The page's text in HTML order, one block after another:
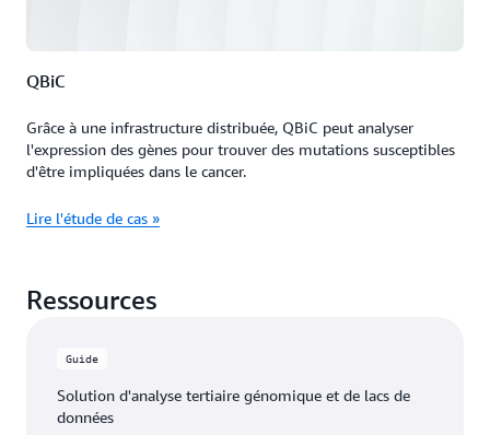
QBiC
Grâce à une infrastructure distribuée, QBiC peut analyser
l'expression des gènes pour trouver des mutations susceptibles
d'être impliquées dans le cancer.
Lire l'étude de cas »
Ressources
Guide
Solution d'analyse tertiaire génomique et de lacs de
données